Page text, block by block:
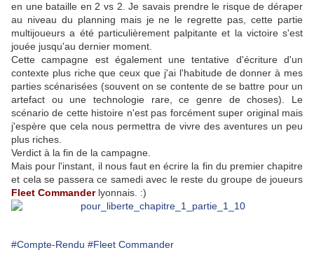
en une bataille en 2 vs 2. Je savais prendre le risque de déraper
au niveau du planning mais je ne le regrette pas, cette partie
multijoueurs a été particulièrement palpitante et la victoire s'est
jouée jusqu'au dernier moment.
Cette campagne est également une tentative d'écriture d'un
contexte plus riche que ceux que j'ai l'habitude de donner à mes
parties scénarisées (souvent on se contente de se battre pour un
artefact ou une technologie rare, ce genre de choses). Le
scénario de cette histoire n'est pas forcément super original mais
j'espère que cela nous permettra de vivre des aventures un peu
plus riches.
Verdict à la fin de la campagne.
Mais pour l'instant, il nous faut en écrire la fin du premier chapitre
et cela se passera ce samedi avec le reste du groupe de joueurs
Fleet Commanderlyonnais. :)
#Compte-Rendu #Fleet Commander